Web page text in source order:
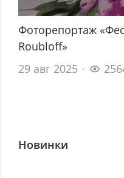
Фоторепортаж
Roubloff»
29 авг 2025
Новинки